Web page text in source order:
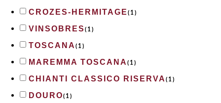
CROZES-HERMITAGE ( 1 )
VINSOBRES ( 1 )
TOSCANA ( 1 )
MAREMMA TOSCANA ( 1 )
CHIANTI CLASSICO RISERVA ( 1 )
DOURO( 1 )